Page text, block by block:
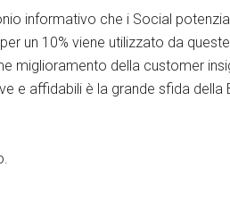
informativo che i Social
un 10% viene utilizzato da
miglioramento della customer
e affidabili è la grande sfida della